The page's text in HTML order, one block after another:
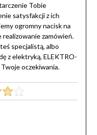
Tobie
satysfakcji z ich
ogromny nacisk na
realizowanie zamówień.
specjalistą, albo
z elektryką, ELEKTRO-
oczekiwania.